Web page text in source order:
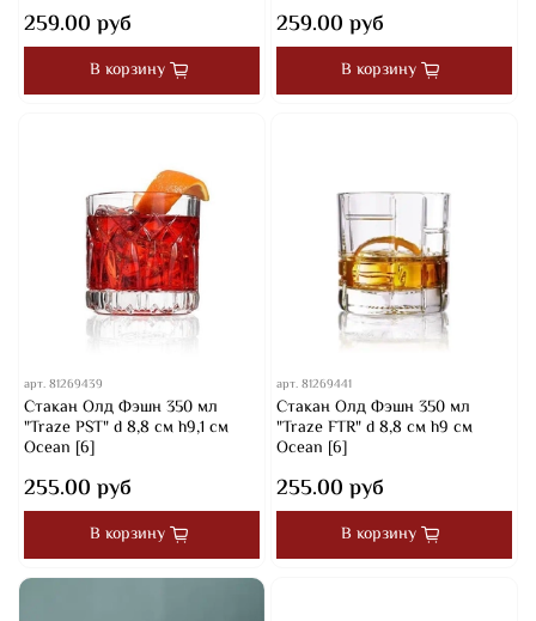
259.00 руб
В корзину
259.00 руб
В корзину
арт.81269439
Стакан Олд Фэшн 350 мл
"Traze PST" d 8,8 см h9,1 см
Ocean [6]
255.00 руб
В корзину
арт.81269441
Стакан Олд Фэшн 350 мл
"Traze FTR" d 8,8 см h9 см
Ocean [6]
255.00 руб
В корзину